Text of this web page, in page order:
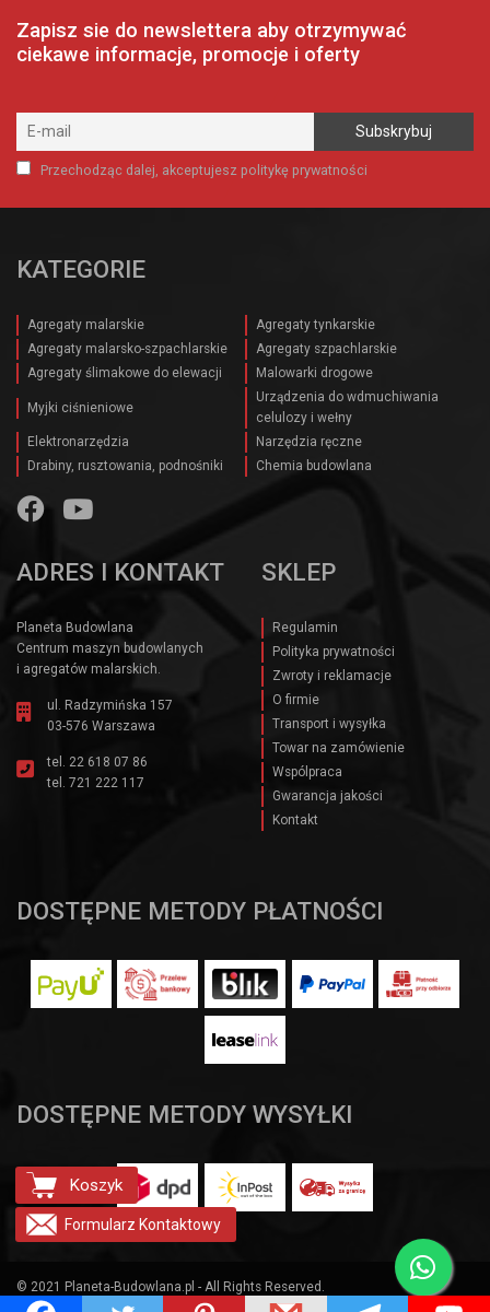
Zapisz sie do newslettera aby otrzymywać
ciekawe informacje, promocje i oferty
Przechodząc dalej, akceptujesz politykę prywatności
KATEGORIE
Agregaty malarskie
Agregaty tynkarskie
Agregaty malarsko-szpachlarskie
Agregaty szpachlarskie
Agregaty ślimakowe do elewacji
Malowarki drogowe
Myjki ciśnieniowe
Urządzenia do wdmuchiwania
celulozy i wełny
Elektronarzędzia
Narzędzia ręczne
Drabiny, rusztowania, podnośniki
Chemia budowlana
ADRES I KONTAKT
Planeta Budowlana
Centrum maszyn budowlanych
i agregatów malarskich.
ul. Radzymińska 157
03-576 Warszawa
tel. 22 618 07 86
tel. 721 222 117
SKLEP
Regulamin
Polityka prywatności
Zwroty i reklamacje
O firmie
Transport i wysyłka
Towar na zamówienie
Wspólpraca
Gwarancja jakości
Kontakt
DOSTĘPNE METODY PŁATNOŚCI
DOSTĘPNE METODY WYSYŁKI
© 2021 Planeta-Budowlana.pl - All Rights Reserved.
Projekt i realizacja:
Formularz Kontaktowy
Koszyk